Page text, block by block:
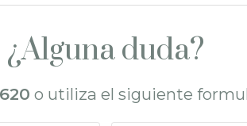
¿Alguna duda?
o utiliza el siguiente